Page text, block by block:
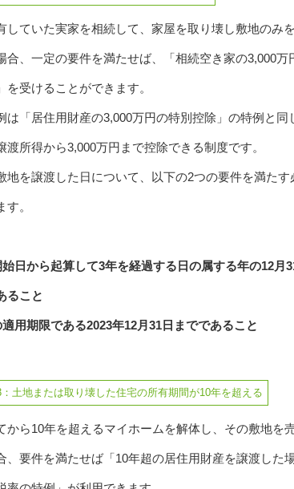
していた実家を相続して、家屋を取り壊し敷地のみ
合、一定の要件を満たせば、「相続空き家の3,000万
を受けることができます。
は「居住用財産の3,000万円の特別控除」の特例と同
渡所得から3,000万円まで控除できる制度です。
地を譲渡した日について、以下の2つの要件を満たす
す。
日から起算して3年を経過する日の属する年の12月
ること
用期限である2023年12月31日までであること
土地または取り壊した住宅の所有期間が10年を超える
から10年を超えるマイホームを解体し、その敷地を
、要件を満たせば「10年超の居住用財産を譲渡した